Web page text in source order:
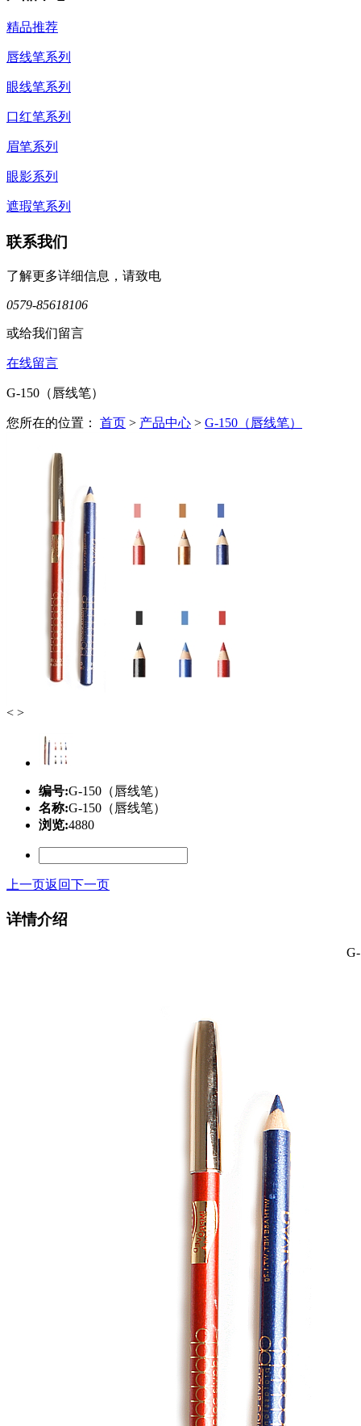
精品推荐
唇线笔系列
眼线笔系列
口红笔系列
眉笔系列
眼影系列
遮瑕笔系列
联系我们
了解更多详细信息，请致电
0579-85618106
或给我们留言
在线留言
G-150（唇线笔）
您所在的位置： 首页 > 产品中心 > G-150（唇线笔）
< >
编号:G-150（唇线笔）
名称:G-150（唇线笔）
浏览:4880
上一页返回下一页
详情介绍